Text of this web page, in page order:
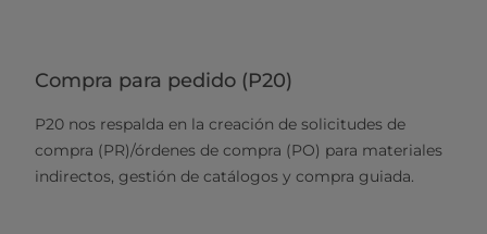
Compra para pedido (P20)
P20 nos respalda en la creación de solicitudes de
compra (PR)/órdenes de compra (PO) para materiales
indirectos, gestión de catálogos y compra guiada.